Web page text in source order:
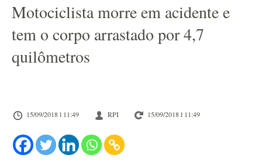
Motociclista morre em acidente e
tem o corpo arrastado por 4,7
quilômetros
15/09/2018 l 11:49 RPI 15/09/2018 l 11:49